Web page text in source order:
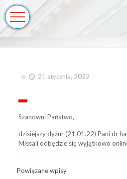
o 21 stycznia, 2022
Szanowni Państwo,
dzisiejszy dyżur (21.01.22) Pani dr
Missali odbędzie się wyjątkowo
Powiązane wpisy